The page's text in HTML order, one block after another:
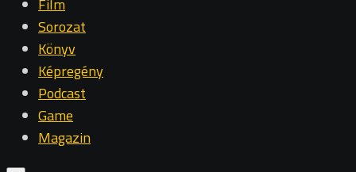
Film
Sorozat
Könyv
Képregény
Podcast
Game
Magazin